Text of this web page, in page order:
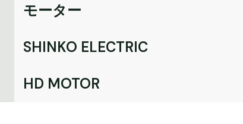
モーター
SHINKO ELECTRIC
HD MOTOR